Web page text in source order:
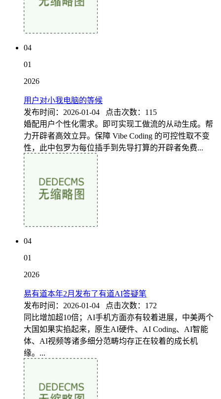
04
01
2026
用户对小我电脑的等候
发布时间：2026-01-04 点击次数：115
婚配用户个性化需求。即可实现工做流的从动生成。帮
力开辟者高效立异。保障 Vibe Coding 的可控性取不变
性，此中包罗为每位插手到先导打算的开辟者免费...
04
01
2026
易有道本年2月发布了有道AI答疑笔
发布时间：2026-01-04 点击次数：172
同比增加超10倍；AI手机方面亦有较着进展，中美两个
大国如果实掐起来，原生AI硬件、AI Coding、AI智能
体、AI视频等诸多细分范畴均存正在较着的成长机
缘。...